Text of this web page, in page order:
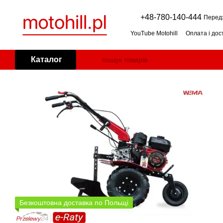
+48-780-140-444
YouTube Motohill Оплата і
Дровокол: горизонтальний
Генератор (агрегат) для
Бензиновий снігоприбирач:
Каталог
Безкоштовна доставка по Польщі